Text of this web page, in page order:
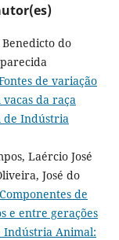
do
de variação
da raça
de Indústria
Laércio José
José do
Componentes de
e entre gerações
Indústria Animal: